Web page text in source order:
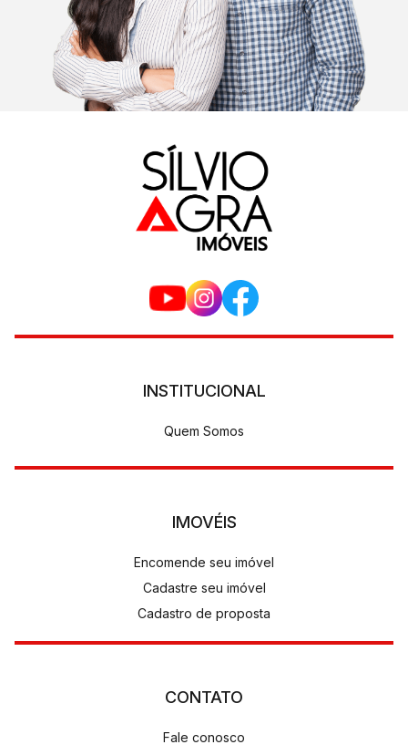
INSTITUCIONAL
Quem Somos
IMOVÉIS
Encomende seu imóvel
Cadastre seu imóvel
Cadastro de proposta
CONTATO
Fale conosco